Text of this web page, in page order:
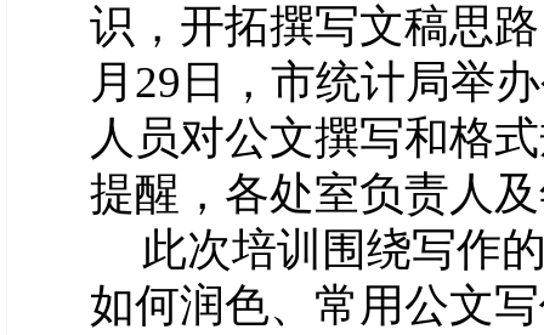
识，开拓撰写文稿思
月29日，市统计局举
人员对公文撰写和格
提醒，各处室负责人
此次培训围绕写作
如何润色、常用公文